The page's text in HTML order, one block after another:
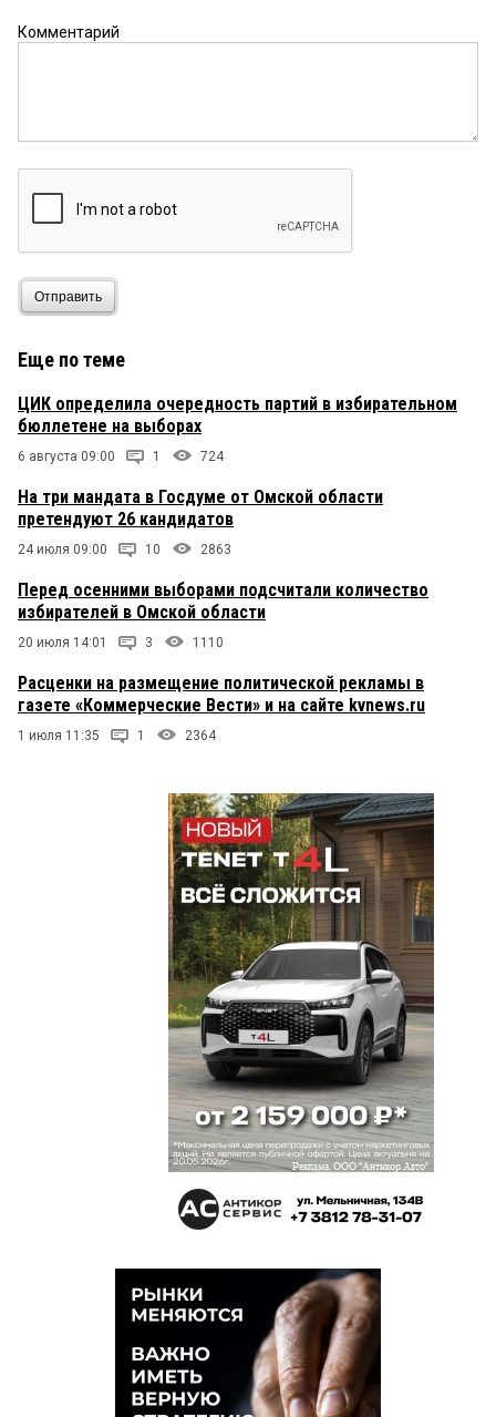
Комментарий
Отправить
Еще по теме
ЦИК определила очередность партий в избирательном
бюллетене на выборах
6 августа 09:00 1 724
На три мандата в Госдуме от Омской области
претендуют 26 кандидатов
24 июля 09:00 10 2863
Перед осенними выборами подсчитали количество
избирателей в Омской области
20 июля 14:01 3 1110
Расценки на размещение политической рекламы в
газете «Коммерческие Вести» и на сайте kvnews.ru
1 июля 11:35 1 2364